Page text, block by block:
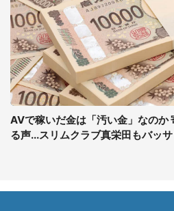
AVで稼いだ金は「汚い金」なのか
る声...スリムクラブ真栄田もバッサ